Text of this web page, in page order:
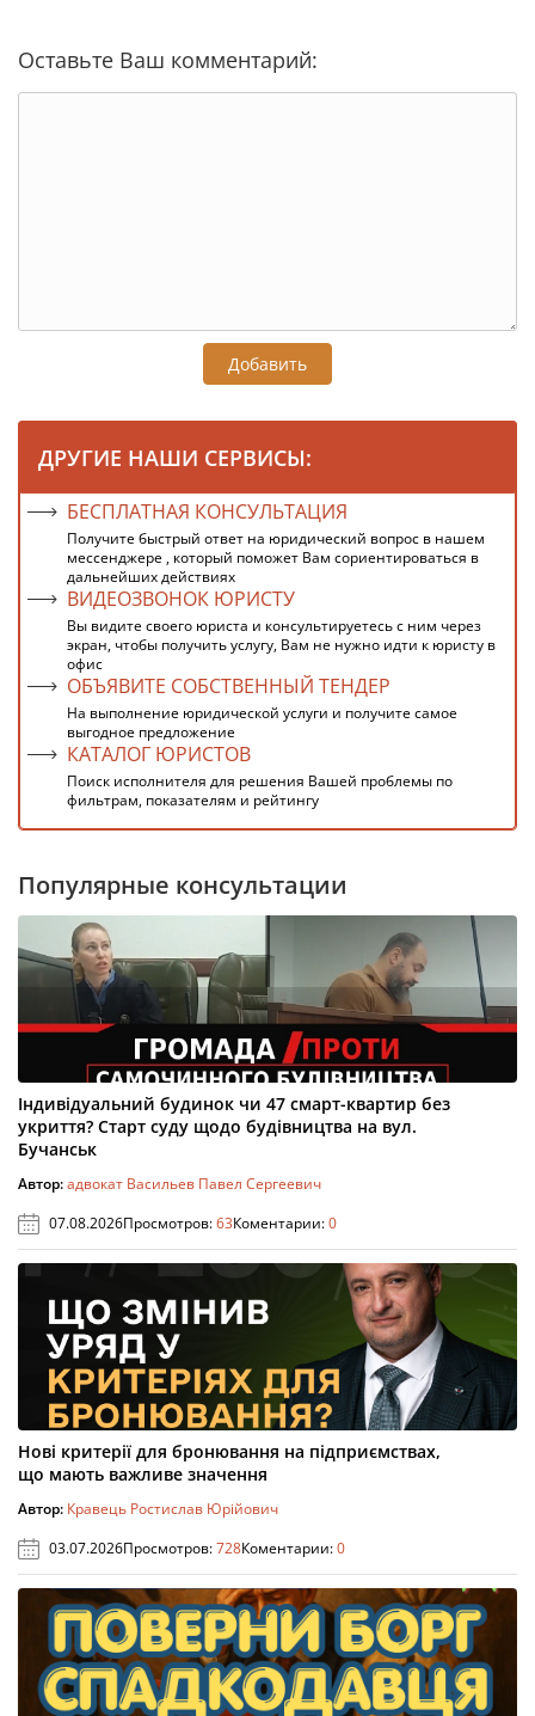
Оставьте Ваш комментарий:
Добавить
ДРУГИЕ НАШИ СЕРВИСЫ:
БЕСПЛАТНАЯ КОНСУЛЬТАЦИЯ
Получите быстрый ответ на юридический вопрос в нашем
мессенджере , который поможет Вам сориентироваться в
дальнейших действиях
ВИДЕОЗВОНОК ЮРИСТУ
Вы видите своего юриста и консультируетесь с ним через
экран, чтобы получить услугу, Вам не нужно идти к юристу в
офис
ОБЪЯВИТЕ СОБСТВЕННЫЙ ТЕНДЕР
На выполнение юридической услуги и получите самое
выгодное предложение
КАТАЛОГ ЮРИСТОВ
Поиск исполнителя для решения Вашей проблемы по
фильтрам, показателям и рейтингу
Популярные консультации
Індивідуальний будинок чи 47 смарт-квартир без
укриття? Старт суду щодо будівництва на вул.
Бучанськ
Автор:адвокат Васильев Павел Сергеевич
07.08.2026Просмотров:63Коментарии:0
Нові критерії для бронювання на підприємствах,
що мають важливе значення
Автор: Кравець Ростислав Юрійович
03.07.2026Просмотров:728Коментарии:0